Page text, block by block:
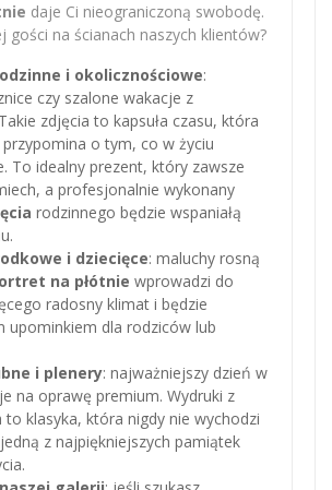
daje Ci nieograniczoną swobodę.
gości na ścianach naszych klientów?
i okolicznościowe:
czy szalone wakacje z
zdjęcia to kapsuła czasu, która
o tym, co w życiu
To idealny prezent, który zawsze
a profesjonalnie wykonany
rodzinnego będzie wspaniałą
i dziecięce: maluchy rosną
na płótnie wprowadzi do
radosny klimat i będzie
upominkiem dla rodziców lub
i plenery: najważniejszy dzień w
na oprawę premium. Wydruki z
to klasyka, która nigdy nie wychodzi
z najpiękniejszych pamiątek